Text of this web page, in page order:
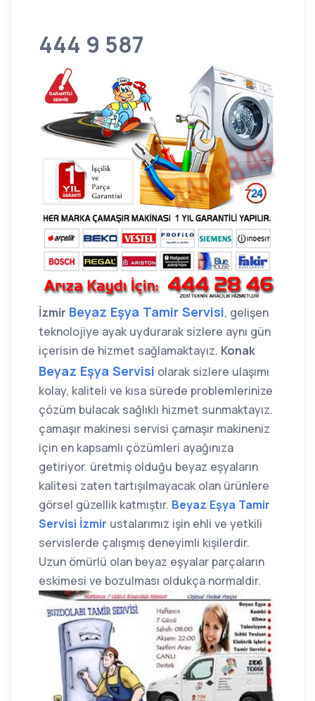
444 9 587
İzmir Beyaz Eşya Tamir Servisi, gelişen
teknolojiye ayak uydurarak sizlere aynı gün
içerisin de hizmet sağlamaktayız. Konak
Beyaz Eşya Servisi olarak sizlere ulaşımı
kolay, kaliteli ve kısa sürede problemlerinize
çözüm bulacak sağlıklı hizmet sunmaktayız.
çamaşır makinesi servisi çamaşır makineniz
için en kapsamlı çözümleri ayağınıza
getiriyor. üretmiş olduğu beyaz eşyaların
kalitesi zaten tartışılmayacak olan ürünlere
görsel güzellik katmıştır. Beyaz Eşya Tamir
Servisi İzmir ustalarımız işin ehli ve yetkili
servislerde çalışmış deneyimli kişilerdir.
Uzun ömürlü olan beyaz eşyalar parçaların
eskimesi ve bozulması oldukça normaldir.